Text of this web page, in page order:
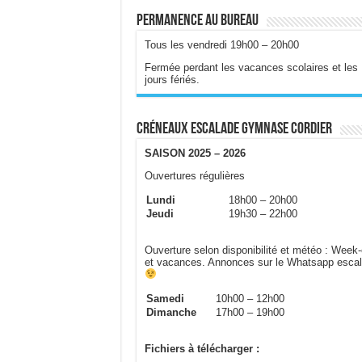
Permanence au bureau
Tous les vendredi 19h00 – 20h00
Fermée perdant les vacances scolaires et les
jours fériés.
Créneaux escalade gymnase Cordier
SAISON 2025 – 2026
Ouvertures régulières
Lundi
18h00 – 20h00
Jeudi
19h30 – 22h00
Ouverture selon disponibilité et météo :
et vacances. Annonces sur le Whatsapp
Samedi
10h00 – 12h00
Dimanche
17h00 – 19h00
Fichiers à télécharger :